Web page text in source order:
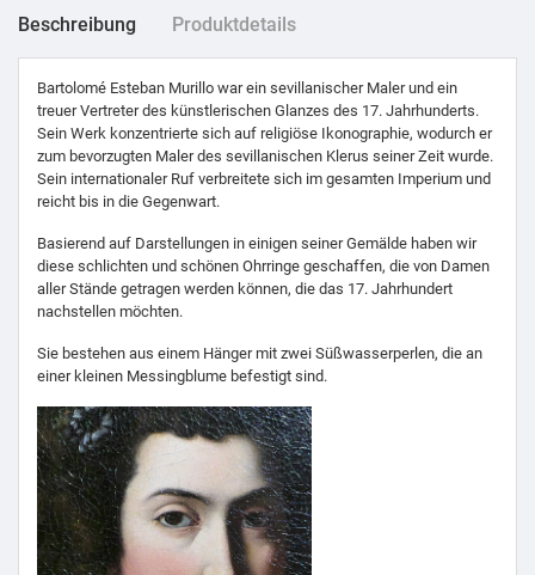
Beschreibung Produktdetails
Bartolomé Esteban Murillo war ein sevillanischer Maler und ein
treuer Vertreter des künstlerischen Glanzes des 17. Jahrhunderts.
Sein Werk konzentrierte sich auf religiöse Ikonographie, wodurch er
zum bevorzugten Maler des sevillanischen Klerus seiner Zeit wurde.
Sein internationaler Ruf verbreitete sich im gesamten Imperium und
reicht bis in die Gegenwart.
Basierend auf Darstellungen in einigen seiner Gemälde haben wir
diese schlichten und schönen Ohrringe geschaffen, die von Damen
aller Stände getragen werden können, die das 17. Jahrhundert
nachstellen möchten.
Sie bestehen aus einem Hänger mit zwei Süßwasserperlen, die an
einer kleinen Messingblume befestigt sind.